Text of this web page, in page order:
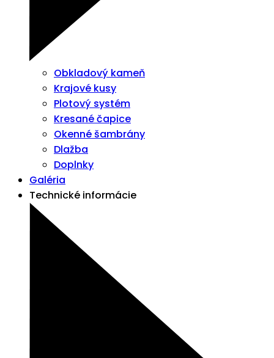
Obkladový kameň
Krajové kusy
Plotový systém
Kresané čapice
Okenné šambrány
Dlažba
Doplnky
Galéria
Technické informácie